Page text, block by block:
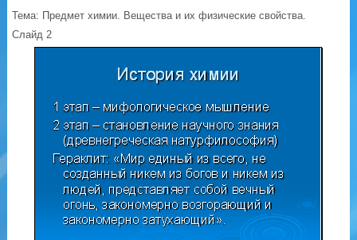
Тема: Предмет химии. Вещества и их физические свойства.
Слайд 2